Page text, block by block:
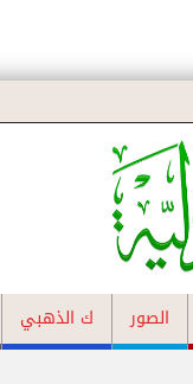
الصور ك الذهبي